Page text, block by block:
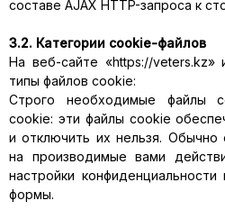
составе AJAX HTTP-запроса к
3.2. Категории cookie-файлов
На веб-сайте «https://veters.kz»
типы файлов cookie:
Строго необходимые файлы
cookie: эти файлы cookie
и отключить их нельзя.
на производимые вами
настройки конфиденциальности
формы.